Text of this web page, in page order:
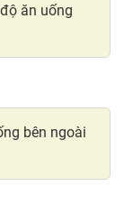
ăn uống
bên ngoài